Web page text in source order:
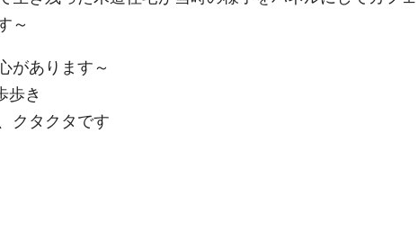
～
があります～
歩き
クタクタです